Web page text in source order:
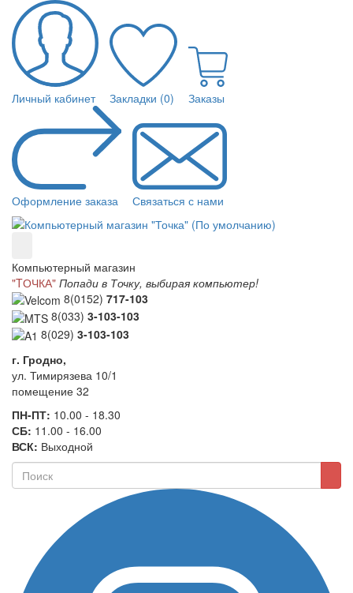
Личный кабинет Закладки (0) Заказы
Оформление заказа Связаться с нами
Компьютерный магазин
"TОЧКА" Попади в Точку, выбирая компьютер!
8(0152) 717-103
8(033) 3-103-103
8(029) 3-103-103
г. Гродно,
ул. Тимирязева 10/1
помещение 32
ПН-ПТ: 10.00 - 18.30
СБ: 11.00 - 16.00
ВСК: Выходной